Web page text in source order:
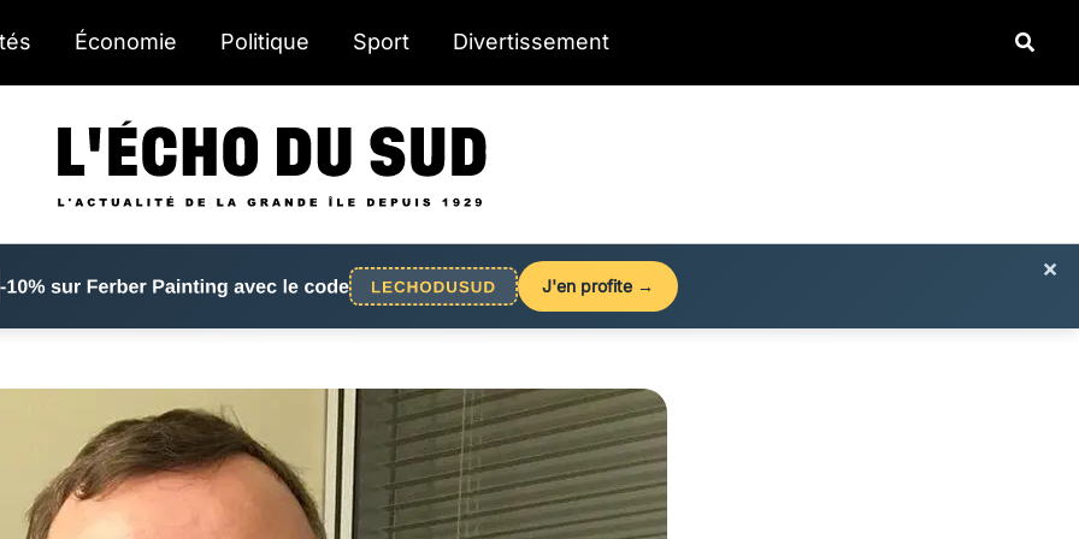
Économie Politique Sport Divertissement
×
J'en profite →